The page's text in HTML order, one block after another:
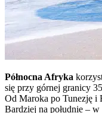
Północna Afryka
się przy górnej granicy
Od Maroka po Tunezję i
Bardziej na południe – w